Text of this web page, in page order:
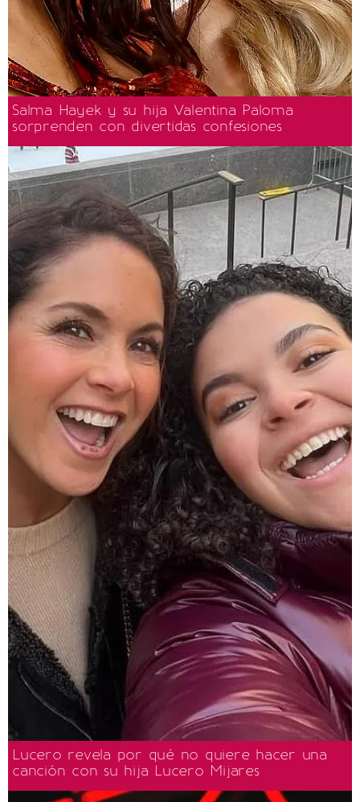
Salma Hayek y su hija Valentina Paloma
sorprenden con divertidas confesiones
Lucero revela por qué no quiere hacer una
canción con su hija Lucero Mijares